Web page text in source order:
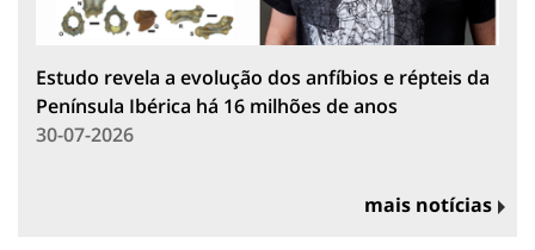
Estudo revela a evolução dos anfíbios e répteis da
Península Ibérica há 16 milhões de anos
30-07-2026
mais notícias